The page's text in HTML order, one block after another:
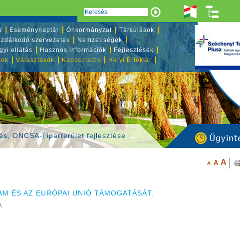
ONCSA-i iparterület fejlesztése
Eseménynaptár Önkormányzat
Társulások
szervezetek
Nemzetiségek
ellátás Hasznos információk
Fejlesztések
Választások Kapcsolatok Helyi Értéktár
A A A
ÉS AZ EURÓPAI UNIÓ TÁMOGATÁSÁT.